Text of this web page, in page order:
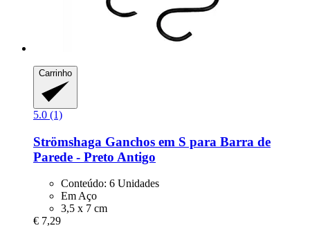
Carrinho
5.0 (1)
Strömshaga Ganchos em S para Barra de
Parede -​ Preto Antigo
Conteúdo: 6 Unidades
Em Aço
3,5 x 7 cm
€ 7,29